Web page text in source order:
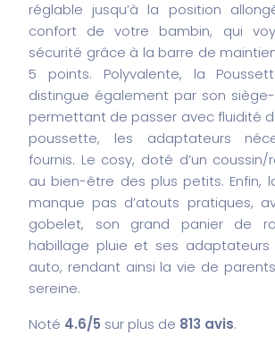
réglable jusqu’à la position
confort de votre bambin, qui
sécurité grâce à la barre de
5 points. Polyvalente, la
distingue également par son
permettant de passer avec fluidité
poussette, les adaptateurs
fournis. Le cosy, doté d’un coussin/
au bien-être des plus petits. Enfin,
manque pas d’atouts pratiques,
gobelet, son grand panier de
habillage pluie et ses
auto, rendant ainsi la vie de
sereine.
Noté 4.6/5 sur plus de 813 avis.